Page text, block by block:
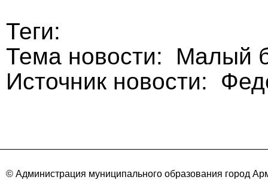
Теги:
Тема новости: Малый
Источник новости:
© Администрация муниципального образования город